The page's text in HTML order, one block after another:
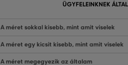
ÜGYFELEINKNEK
A méret sokkal kisebb, mint amit viselek
A méret egy kicsit kisebb, mint amit viselek
A méret megegyezik az általam